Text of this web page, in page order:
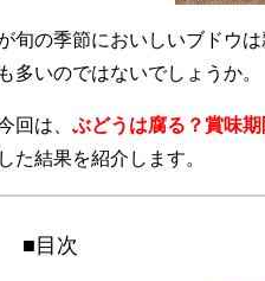
旬の季節においしいブドウ
多いのではないでしょうか。
回は、 ぶどうは腐る？賞味
た結果を紹介します。
■目次